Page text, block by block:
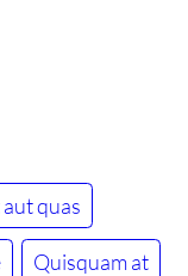
quas
Quisquam at